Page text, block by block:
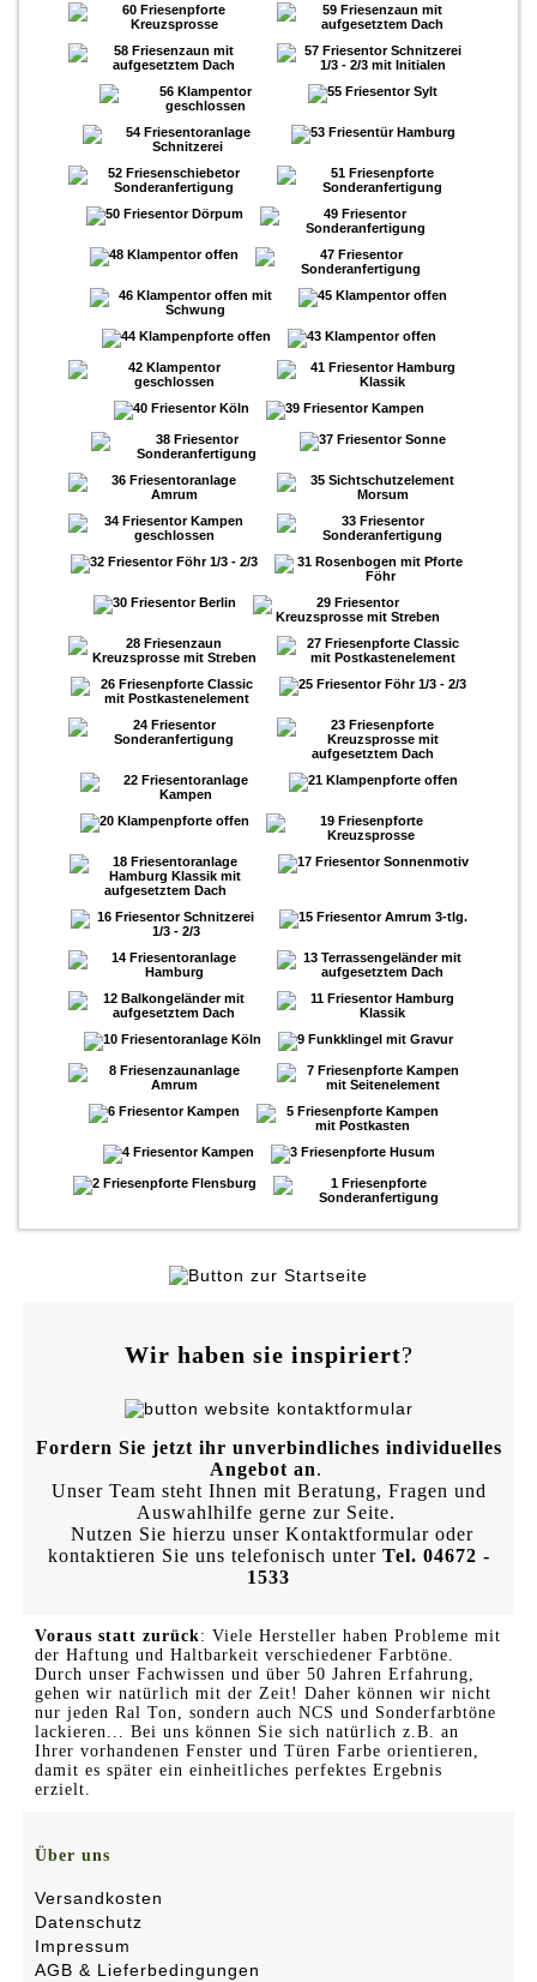
Wir haben sie inspiriert?
Fordern Sie jetzt ihr unverbindliches individuelles
Angebot an.
Unser Team steht Ihnen mit Beratung, Fragen und
Auswahlhilfe gerne zur Seite.
Nutzen Sie hierzu unser Kontaktformular oder
kontaktieren Sie uns telefonisch unter Tel. 04672 -
1533
Voraus statt zurück: Viele Hersteller haben Probleme mit
der Haftung und Haltbarkeit verschiedener Farbtöne.
Durch unser Fachwissen und über 50 Jahren Erfahrung,
gehen wir natürlich mit der Zeit! Daher können wir nicht
nur jeden Ral Ton, sondern auch NCS und Sonderfarbtöne
lackieren... Bei uns können Sie sich natürlich z.B. an
Ihrer vorhandenen Fenster und Türen Farbe orientieren,
damit es später ein einheitliches perfektes Ergebnis
erzielt.
Über uns
Versandkosten
Datenschutz
Impressum
AGB & Lieferbedingungen